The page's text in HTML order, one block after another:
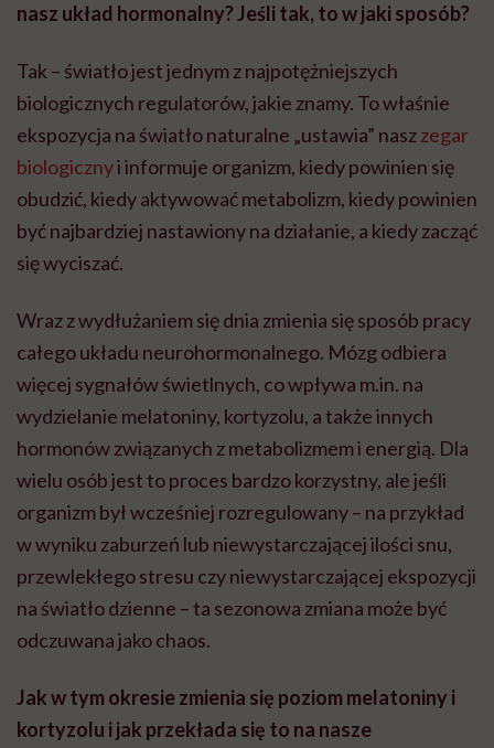
nasz układ hormonalny? Jeśli tak, to w jaki sposób?
Tak – światło jest jednym z najpotężniejszych
biologicznych regulatorów, jakie znamy. To właśnie
ekspozycja na światło naturalne „ustawia” naszzegar
biologicznyi informuje organizm, kiedy powinien się
obudzić, kiedy aktywować metabolizm, kiedy powinien
być najbardziej nastawiony na działanie, a kiedy zacząć
się wyciszać.
Wraz z wydłużaniem się dnia zmienia się sposób pracy
całego układu neurohormonalnego. Mózg odbiera
więcej sygnałów świetlnych, co wpływa m.in. na
wydzielanie melatoniny, kortyzolu, a także innych
hormonów związanych z metabolizmem i energią. Dla
wielu osób jest to proces bardzo korzystny, ale jeśli
organizm był wcześniej rozregulowany – na przykład
w wyniku zaburzeń lub niewystarczającej ilości snu,
przewlekłego stresu czy niewystarczającej ekspozycji
na światło dzienne – ta sezonowa zmiana może być
odczuwana jako chaos.
Jak w tym okresie zmienia się poziom melatoniny i
kortyzolu i jak przekłada się to na nasze